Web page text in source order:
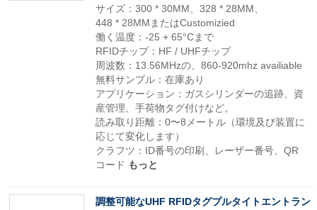
サイズ：300 * 30MM、328 * 28MM、
448 * 28MMまたはCustomizied
働く温度：-25 + 65°Cまで
RFIDチップ：HF / UHFチップ
周波数：13.56MHzの、860-920mhz availiable
無料サンプル：在庫あり
アプリケーション：ガスシリンダーの追跡、資
産管理、手荷物タグ付けなど。
読み取り距離：0〜8メートル（環境及び装置に
応じて変化します）
クラフツ：ID番号の印刷、レーザー番号、QR
コード もっと
調整可能なUHF RFIDタグプルタイトエントラン